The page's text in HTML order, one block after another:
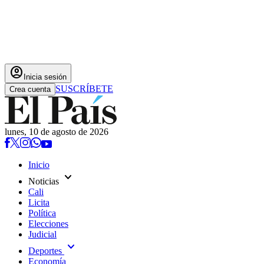
account_circle Inicia sesión
Crea cuenta SUSCRÍBETE
lunes, 10 de agosto de 2026
Inicio
Noticias expand_more
Cali
Licita
Política
Elecciones
Judicial
Deportes expand_more
Economía